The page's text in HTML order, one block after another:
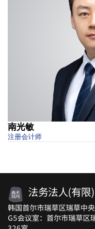
南光敏
注册会计师
法务法人(有限
韩国首尔市瑞草区瑞草中
G5会议室：首尔市瑞草区